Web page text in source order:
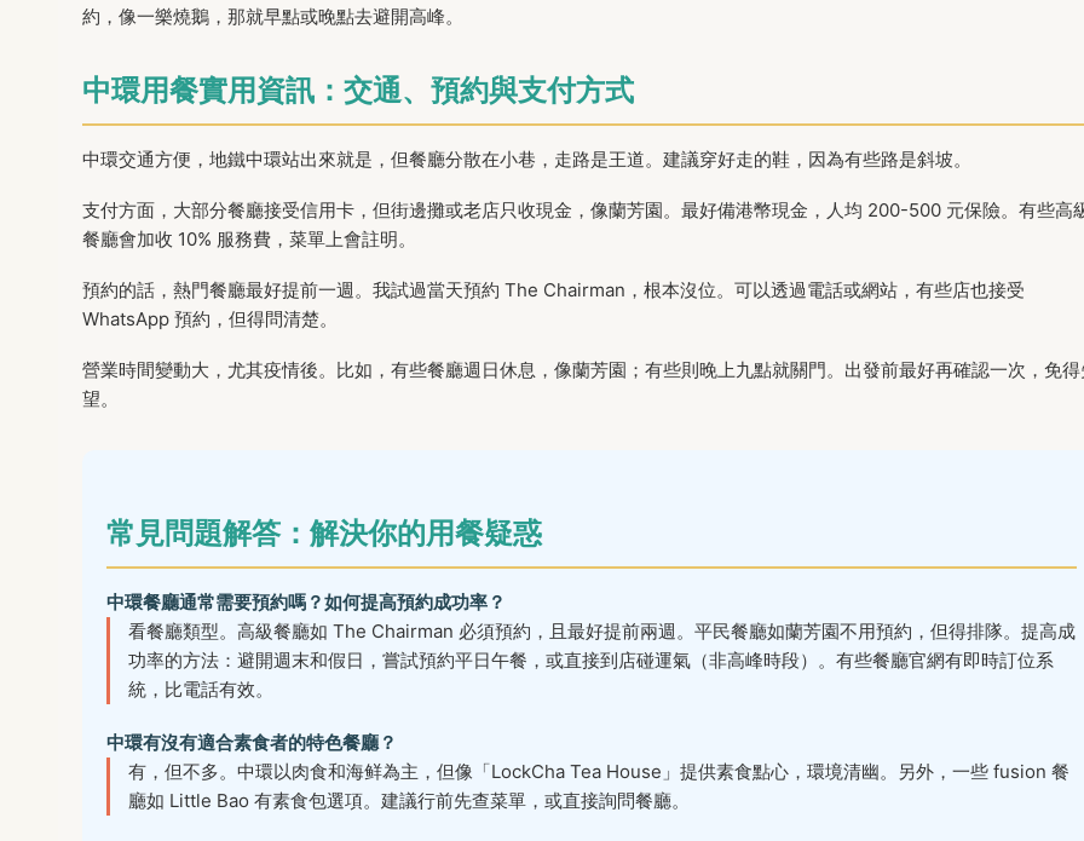
約，像一樂燒鵝，那就早點或晚點去避開高峰。
中環用餐實用資訊：交通、預約與支付方式
中環交通方便，地鐵中環站出來就是，但餐廳分散在小巷，走路是王道。建議穿好走的鞋，因為有些路是斜坡。
支付方面，大部分餐廳接受信用卡，但街邊攤或老店只收現金，像蘭芳園。最好備港幣現金，人均 200-500 元保險。有些高
餐廳會加收 10% 服務費，菜單上會註明。
預約的話，熱門餐廳最好提前一週。我試過當天預約 The Chairman，根本沒位。可以透過電話或網站，有些店也接受
WhatsApp 預約，但得問清楚。
營業時間變動大，尤其疫情後。比如，有些餐廳週日休息，像蘭芳園；有些則晚上九點就關門。出發前最好再確認一次，免
望。
常見問題解答：解決你的用餐疑惑
中環餐廳通常需要預約嗎？如何提高預約成功率？
看餐廳類型。高級餐廳如 The Chairman 必須預約，且最好提前兩週。平民餐廳如蘭芳園不用預約，但得排隊。提高成
功率的方法：避開週末和假日，嘗試預約平日午餐，或直接到店碰運氣（非高峰時段）。有些餐廳官網有即時訂位系
統，比電話有效。
中環有沒有適合素食者的特色餐廳？
有，但不多。中環以肉食和海鲜為主，但像「LockCha Tea House」提供素食點心，環境清幽。另外，一些 fusion 餐
廳如 Little Bao 有素食包選項。建議行前先查菜單，或直接詢問餐廳。